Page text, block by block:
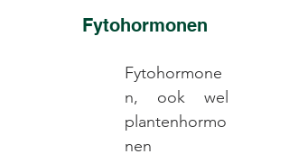
Fytohormonen
Fytohormone
n, ook wel
plantenhormo
nen